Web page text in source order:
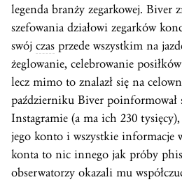
legenda branży zegarkowej. Biver
szefowania działowi zegarków
swój czas przede wszystkim na
żeglowanie, celebrowanie
lecz mimo to znalazł się na
październiku Biver poinformował
Instagramie (a ma ich 230 tysięcy),
jego konto i wszystkie informacje
konta to nic innego jak próby
obserwatorzy okazali mu